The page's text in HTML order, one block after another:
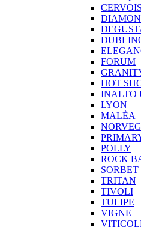
FORUM
HOT
INALTO
LYON
MALÈA
POLLY
ROCK
SORBET
TRITAN
TIVOLI
TULIPE
VIGNE